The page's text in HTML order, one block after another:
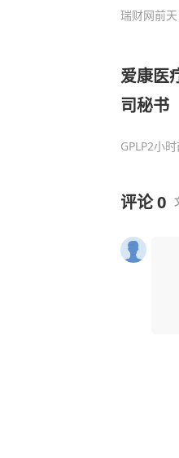
瑞财网前天
爱康医
司秘书
GPLP2小
评论0